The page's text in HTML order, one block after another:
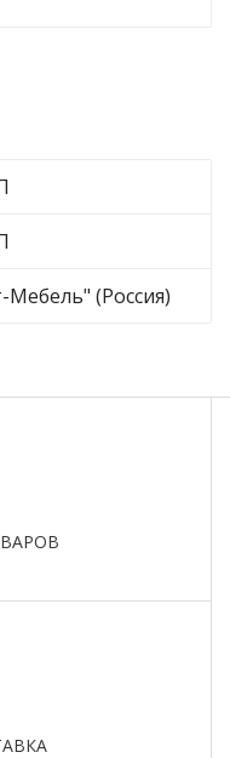
Мебель" (Россия)